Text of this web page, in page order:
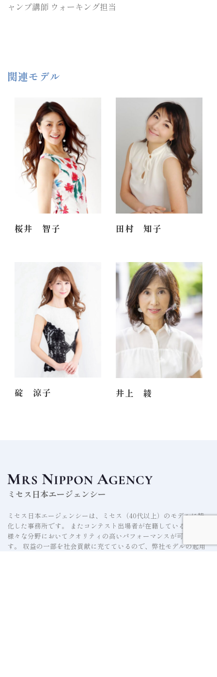
ャンプ講師 ウォーキング担当
関連モデル
50代
168cm
桜井 智子
172cm
田村 知子
50代
164cm
碇 涼子
50代
164cm
井上 綾
ミセス日本エージェンシー
ミセス日本エージェンシーは、ミセス（40代以上）のモデルに特
化した事務所です。 またコンテスト出場者が在籍しているので
様々な分野においてクオリティの高いパフォーマンスが可能で
す。 収益の一部を社会貢献に充てているので、弊社モデルの起用